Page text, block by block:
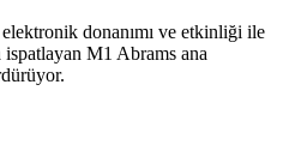
donanımı ve etkinliği ile
ispatlayan M1 Abrams ana